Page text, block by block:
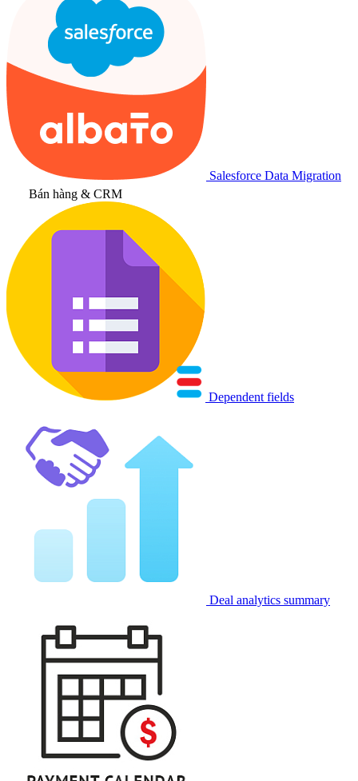
Salesforce Data Migration
Bán hàng & CRM
Dependent fields
Deal analytics summary